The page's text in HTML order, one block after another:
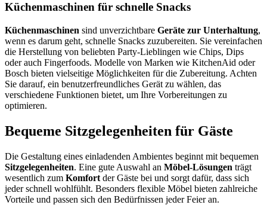
Küchenmaschinen für schnelle Snacks
Küchenmaschinen sind unverzichtbare Geräte zur Unterhaltung,
wenn es darum geht, schnelle Snacks zuzubereiten. Sie vereinfachen
die Herstellung von beliebten Party-Lieblingen wie Chips, Dips
oder auch Fingerfoods. Modelle von Marken wie KitchenAid oder
Bosch bieten vielseitige Möglichkeiten für die Zubereitung. Achten
Sie darauf, ein benutzerfreundliches Gerät zu wählen, das
verschiedene Funktionen bietet, um Ihre Vorbereitungen zu
optimieren.
Bequeme Sitzgelegenheiten für Gäste
Die Gestaltung eines einladenden Ambientes beginnt mit bequemen
Sitzgelegenheiten. Eine gute Auswahl an Möbel-Lösungen trägt
wesentlich zum Komfort der Gäste bei und sorgt dafür, dass sich
jeder schnell wohlfühlt. Besonders flexible Möbel bieten zahlreiche
Vorteile und passen sich den Bedürfnissen jeder Feier an.